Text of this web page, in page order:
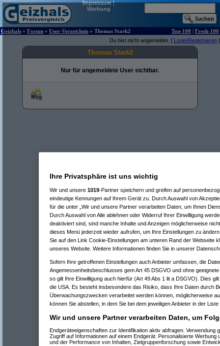
Impressum|
Werbung
Geizhals » Forum » User-Verzeichnis » Thomas Stark2 Top-100 | Fresh-100
Du bist nicht angemeldet. [ Login/Registrieren ]
Thomas Stark2
Nur für angemeldete User sichtbar.
Ihre Privatsphäre ist uns wichtig
Wir und unsere 1019-Partner speichern und greifen auf
eindeutige Kennungen auf Ihrem Gerät zu. Durch Auswahl von
für die unter „Wir und unsere Partner verarbeiten Daten, um Ihnen
Durch Auswahl von Alle ablehnen oder Widerruf Ihrer Einwilligung
deaktiviert sind, sind manche Inhalte und Anzeigen möglicherweise
dieses Menü jederzeit wieder aufrufen, um Ihre Einstellungen zu
Sie auf den Link Cookie-Einstellungen am unteren Rand der Webseite
unseres Website. Weitere Informationen finden Sie in unserer
Sofern Ihre getroffenen Einstellungen auch Anbieter umfassen, die
Angemessenheitsbeschlusses gem Art 45 DSGVO und ohne
so gilt Ihre Einwilligung auch hierfür (Art 49 Abs 1 lit a DSGVO). Dies
die USA. Es besteht insbesondere das Risiko, dass Ihre Daten durch
Überwachungszwecken verarbeitet werden können, möglicherweise
können Sie abstellen, in dem Sie bei dem jeweiligen Anbieter in der
Wir und unsere Partner verarbeiten Daten, um
Endgeräteeigenschaften zur Identifikation aktiv abfragen. Verwendung
Zugriff auf Informationen auf einem Endgerät. Personalisierte Werbung
und der Performance von Inhalten, Zielgruppenforschung sowie